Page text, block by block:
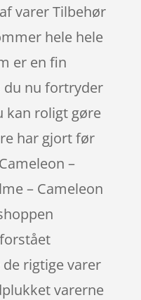
varer Tilbehør
hele hele
er en fin
du nu fortryder
kan roligt gøre
har gjort før
–
– Cameleon
rigtige varer
varerne